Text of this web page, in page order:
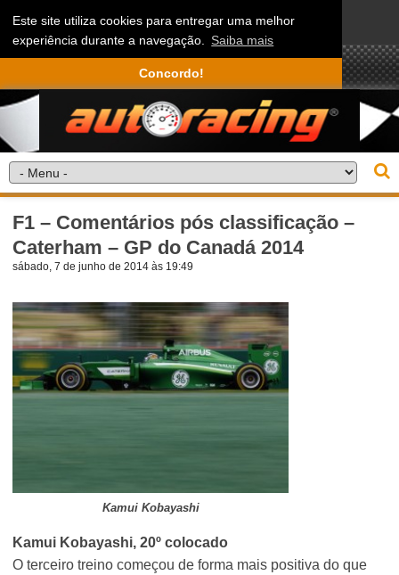
Este site utiliza cookies para entregar uma melhor
experiência durante a navegação. Saiba mais
Concordo!
F1 – Comentários pós classificação –
Caterham – GP do Canadá 2014
sábado, 7 de junho de 2014 às 19:49
Kamui Kobayashi
Kamui Kobayashi, 20º colocado
O terceiro treino começou de forma mais positiva do que